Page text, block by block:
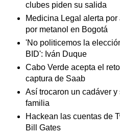
clubes piden su salida
Medicina Legal alerta
por metanol en Bogotá
'No politicemos la
BID': Iván Duque
Cabo Verde acepta el
captura de Saab
Así trocaron un cadáver
familia
Hackean las cuentas de
Bill Gates